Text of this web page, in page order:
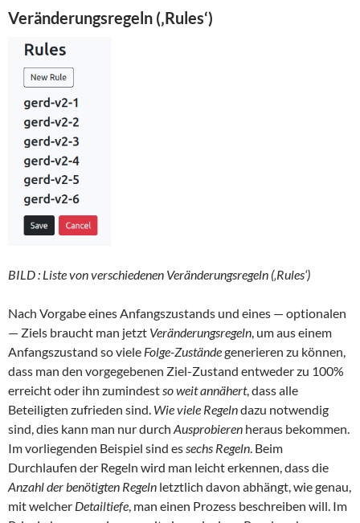
Veränderungsregeln (‚Rules‘)
BILD : Liste von verschiedenen Veränderungsregeln (‚Rules‘)
Nach Vorgabe eines Anfangszustands und eines — optionalen
— Ziels braucht man jetzt Veränderungsregeln, um aus einem
Anfangszustand so viele Folge-Zuständegenerieren zu können,
dass man den vorgegebenen Ziel-Zustand entweder zu 100%
erreicht oder ihn zumindestso weit annähert, dass alle
Beteiligten zufrieden sind. Wie viele Regelndazu notwendig
sind, dies kann man nur durch Ausprobieren heraus bekommen.
Im vorliegenden Beispiel sind essechs Regeln. Beim
Durchlaufen der Regeln wird man leicht erkennen, dass die
Anzahl der benötigten Regeln letztlich davon abhängt, wie genau,
mit welcher Detailtiefe, man einen Prozess beschreiben will. Im